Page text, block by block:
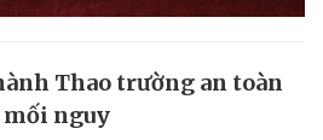
Thao trường an toàn
mối nguy